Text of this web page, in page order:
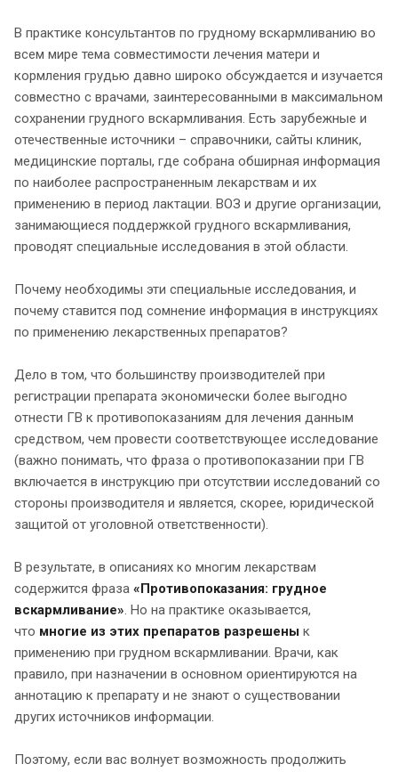
В практике консультантов по грудному вскармливанию во
всем мире тема совместимости лечения матери и
кормления грудью давно широко обсуждается и изучается
совместно с врачами, заинтересованными в максимальном
сохранении грудного вскармливания. Есть зарубежные и
отечественные источники – справочники, сайты клиник,
медицинские порталы, где собрана обширная информация
по наиболее распространенным лекарствам и их
применению в период лактации. ВОЗ и другие организации,
занимающиеся поддержкой грудного вскармливания,
проводят специальные исследования в этой области.
Почему необходимы эти специальные исследования, и
почему ставится под сомнение информация в инструкциях
по применению лекарственных препаратов?
Дело в том, что большинству производителей при
регистрации препарата экономически более выгодно
отнести ГВ к противопоказаниям для лечения данным
средством, чем провести соответствующее исследование
(важно понимать, что фраза о противопоказании при ГВ
включается в инструкцию при отсутствии исследований со
стороны производителя и является, скорее, юридической
защитой от уголовной ответственности).
В результате, в описаниях ко многим лекарствам
содержится фраза «Противопоказания: грудное
вскармливание». Но на практике оказывается,
что многие из этих препаратов разрешены к
применению при грудном вскармливании. Врачи, как
правило, при назначении в основном ориентируются на
аннотацию к препарату и не знают о существовании
других источников информации.
Поэтому, если вас волнует возможность продолжить